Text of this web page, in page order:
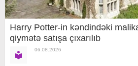
Harry Potter-in kəndindəki
qiymətə satışa çıxarılıb
06.08.2026